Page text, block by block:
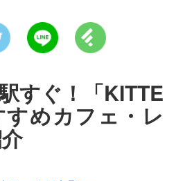
すぐ！「KITTE
めカフェ・レ